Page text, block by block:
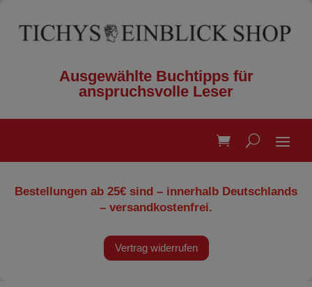
Ausgewählte Buchtipps für
anspruchsvolle Leser
Bestellungen ab 25€ sind – innerhalb Deutschlands
– versandkostenfrei.
Vertrag widerrufen